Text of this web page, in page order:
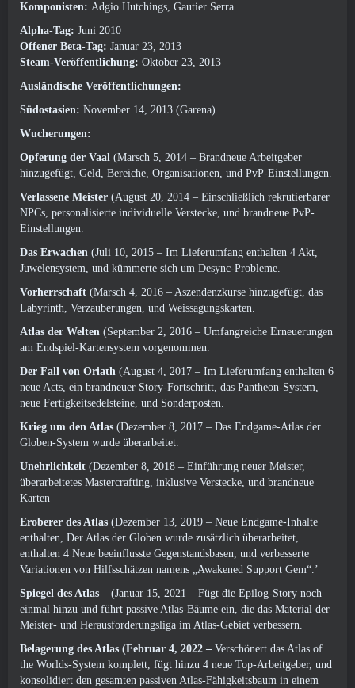
Komponisten: Adgio Hutchings, Gautier Serra
Alpha-Tag: Juni 2010
Offener Beta-Tag: Januar 23, 2013
Steam-Veröffentlichung: Oktober 23, 2013
Ausländische Veröffentlichungen:
Südostasien: November 14, 2013 (Garena)
Wucherungen:
Opferung der Vaal (Marsch 5, 2014 – Brandneue Arbeitgeber
hinzugefügt, Geld, Bereiche, Organisationen, und PvP-Einstellungen.
Verlassene Meister (August 20, 2014 – Einschließlich rekrutierbarer
NPCs, personalisierte individuelle Verstecke, und brandneue PvP-
Einstellungen.
Das Erwachen (Juli 10, 2015 – Im Lieferumfang enthalten 4 Akt,
Juwelensystem, und kümmerte sich um Desync-Probleme.
Vorherrschaft (Marsch 4, 2016 – Aszendenzkurse hinzugefügt, das
Labyrinth, Verzauberungen, und Weissagungskarten.
Atlas der Welten (September 2, 2016 – Umfangreiche Erneuerungen
am Endspiel-Kartensystem vorgenommen.
Der Fall von Oriath (August 4, 2017 – Im Lieferumfang enthalten 6
neue Acts, ein brandneuer Story-Fortschritt, das Pantheon-System,
neue Fertigkeitsedelsteine, und Sonderposten.
Krieg um den Atlas (Dezember 8, 2017 – Das Endgame-Atlas der
Globen-System wurde überarbeitet.
Unehrlichkeit (Dezember 8, 2018 – Einführung neuer Meister,
überarbeitetes Mastercrafting, inklusive Verstecke, und brandneue
Karten
Eroberer des Atlas (Dezember 13, 2019 – Neue Endgame-Inhalte
enthalten, Der Atlas der Globen wurde zusätzlich überarbeitet,
enthalten 4 Neue beeinflusste Gegenstandsbasen, und verbesserte
Variationen von Hilfsschätzen namens „Awakened Support Gem“.’
Spiegel des Atlas – (Januar 15, 2021 – Fügt die Epilog-Story noch
einmal hinzu und führt passive Atlas-Bäume ein, die das Material der
Meister- und Herausforderungsliga im Atlas-Gebiet verbessern.
Belagerung des Atlas (Februar 4, 2022 – Verschönert das Atlas of
the Worlds-System komplett, fügt hinzu 4 neue Top-Arbeitgeber, und
konsolidiert den gesamten passiven Atlas-Fähigkeitsbaum in einem